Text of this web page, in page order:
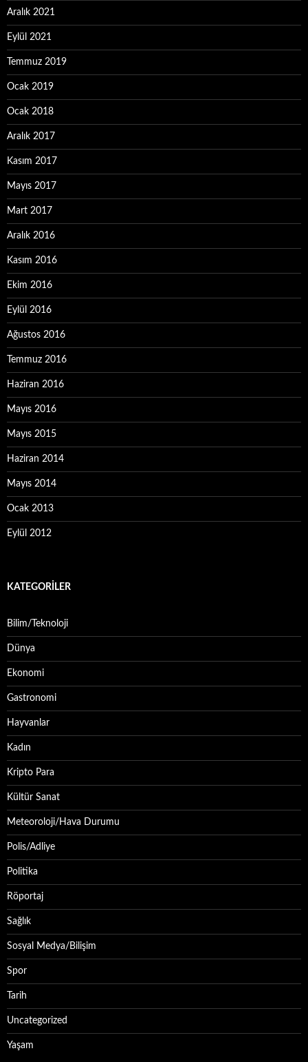
Aralık 2021
Eylül 2021
Temmuz 2019
Ocak 2019
Ocak 2018
Aralık 2017
Kasım 2017
Mayıs 2017
Mart 2017
Aralık 2016
Kasım 2016
Ekim 2016
Eylül 2016
Ağustos 2016
Temmuz 2016
Haziran 2016
Mayıs 2016
Mayıs 2015
Haziran 2014
Mayıs 2014
Ocak 2013
Eylül 2012
KATEGORILER
Bilim/Teknoloji
Dünya
Ekonomi
Gastronomi
Hayvanlar
Kadın
Kripto Para
Kültür Sanat
Meteoroloji/Hava Durumu
Polis/Adliye
Politika
Röportaj
Sağlık
Sosyal Medya/Bilişim
Spor
Tarih
Uncategorized
Yaşam